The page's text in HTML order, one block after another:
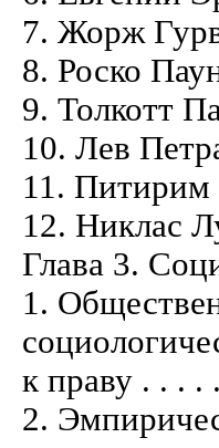
7. Жорж
8. Роско
9. Толкотт
10. Лев
11. Питирим
12. Никлас
Глава 3.
1.
к праву . . . .
2.